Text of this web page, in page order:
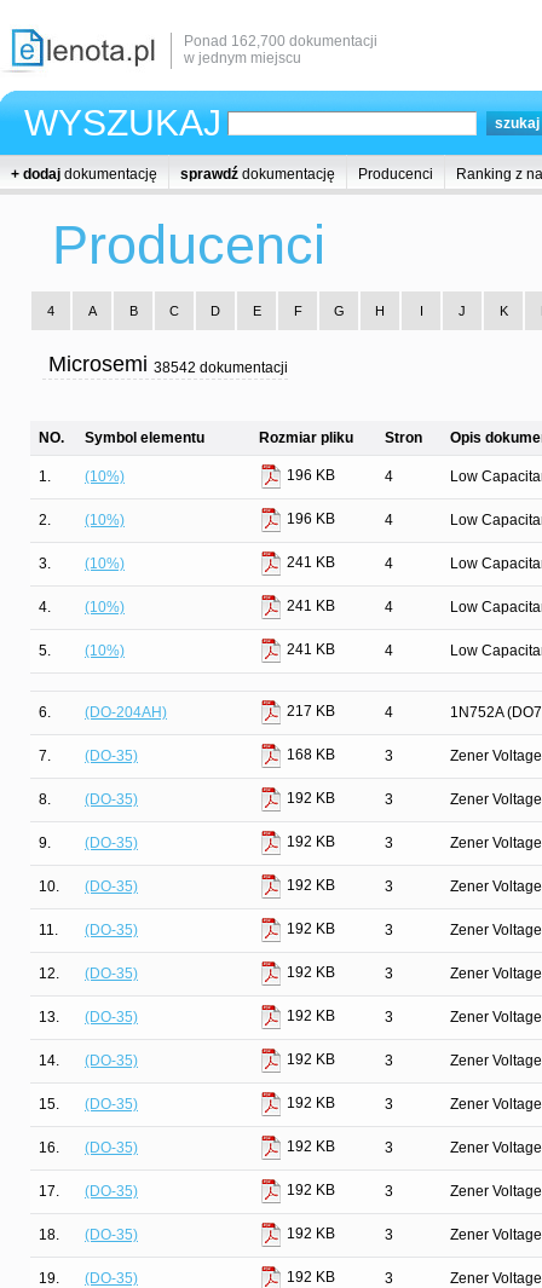
Ponad 162,700 dokumentacji
w jednym miejscu
WYSZUKAJ
+ dodaj dokumentację sprawdź dokumentację Producenci Ranking z
Producenci
4 A B C D E F G H I J K
Microsemi 38542 dokumentacji
NO. Symbol elementu Rozmiar pliku Stron Opis
1. (10%) 196 KB 4 Low
2. (10%) 196 KB 4 Low
3. (10%) 241 KB 4 Low
4. (10%) 241 KB 4 Low
5. (10%) 241 KB 4 Low
6. (DO-204AH) 217 KB 4 1N752A
7. (DO-35) 168 KB 3 Zener
8. (DO-35) 192 KB 3 Zener
9. (DO-35) 192 KB 3 Zener
10. (DO-35) 192 KB 3 Zener
11. (DO-35) 192 KB 3 Zener
12. (DO-35) 192 KB 3 Zener
13. (DO-35) 192 KB 3 Zener
14. (DO-35) 192 KB 3 Zener
15. (DO-35) 192 KB 3 Zener
16. (DO-35) 192 KB 3 Zener
17. (DO-35) 192 KB 3 Zener
18. (DO-35) 192 KB 3 Zener
19. (DO-35) 192 KB 3 Zener